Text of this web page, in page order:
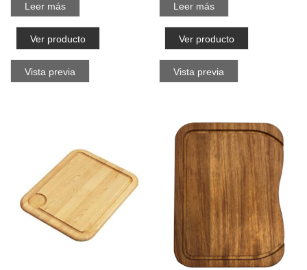
Leer más
Ver producto
Vista previa
Leer más
Ver producto
Vista previa